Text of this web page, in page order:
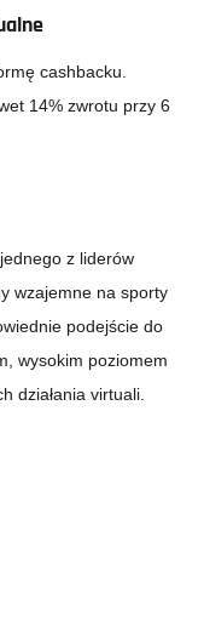
cashbacku.
14% zwrotu przy 6
z liderów
wzajemne na sporty
podejście do
wysokim poziomem
działania virtuali.